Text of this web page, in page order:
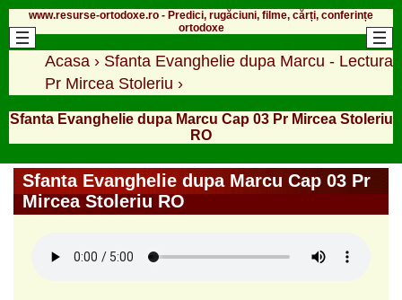
www.resurse-ortodoxe.ro - Predici, rugăciuni, filme, cărți, conferințe
ortodoxe
Acasa › Sfanta Evanghelie dupa Marcu - Lectura
Pr Mircea Stoleriu ›
Sfanta Evanghelie dupa Marcu Cap 03 Pr Mircea Stoleriu
RO
Sfanta Evanghelie dupa Marcu Cap 03 Pr
Mircea Stoleriu RO